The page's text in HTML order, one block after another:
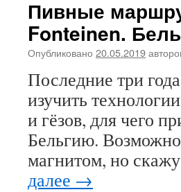
города
США
2020.
Крафтовое
Пивные
Fonteinen.
Опубликовано 20.05.2019
Последние три
изучить
и гёзов, для чего
Бельгию. Возможно
магнитом, но
далее →